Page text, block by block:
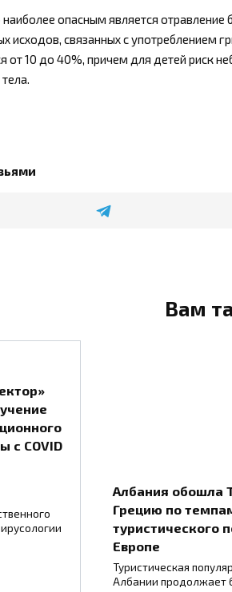
опасным является отравление
исходов, связанных с употреблением
от 10 до 40%, причем для детей риск
Вам
с COVID
Албания обошла
Грецию по
туристического
Европе
Туристическая
Албании продолжает